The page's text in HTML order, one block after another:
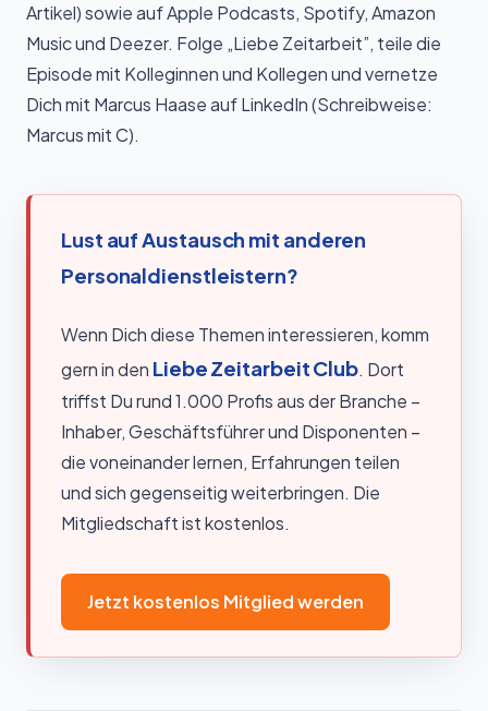
Artikel) sowie auf Apple Podcasts, Spotify, Amazon
Music und Deezer. Folge „Liebe Zeitarbeit”, teile die
Episode mit Kolleginnen und Kollegen und vernetze
Dich mit Marcus Haase auf LinkedIn (Schreibweise:
Marcus mit C).
Lust auf Austausch mit anderen
Personaldienstleistern?
Wenn Dich diese Themen interessieren, komm
gern in den Liebe Zeitarbeit Club. Dort
triffst Du rund 1.000 Profis aus der Branche –
Inhaber, Geschäftsführer und Disponenten –
die voneinander lernen, Erfahrungen teilen
und sich gegenseitig weiterbringen. Die
Mitgliedschaft ist kostenlos.
Jetzt kostenlos Mitglied werden